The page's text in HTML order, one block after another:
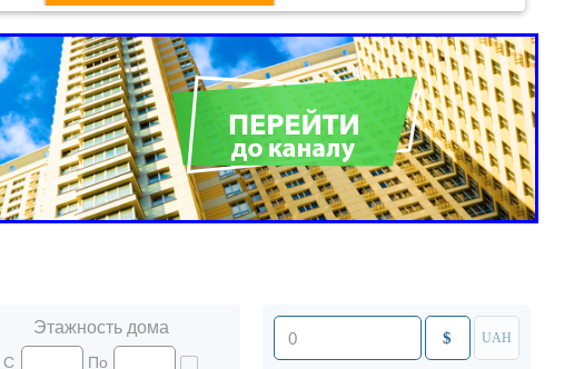
Этажность дома
С По
$ UAH